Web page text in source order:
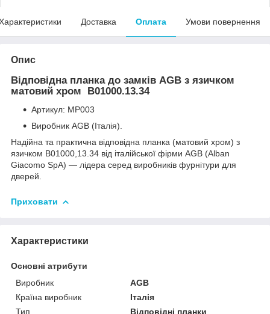
Доставка Оплата Умови повернення
Опис
Відповідна планка до замків AGB з язичком
матовий хром B01000.13.34
Артикул: МР003
Виробник AGB (Італія).
Надійна та практична відповідна планка (матовий хром) з
язичком B01000,13.34 від італійської фірми AGB (Alban
Giacomo SpA) — лідера серед виробників фурнітури для
дверей.
Приховати
Характеристики
Основні атрибути
Виробник
AGB
Країна виробник
Італія
Тип
Відповідні планки